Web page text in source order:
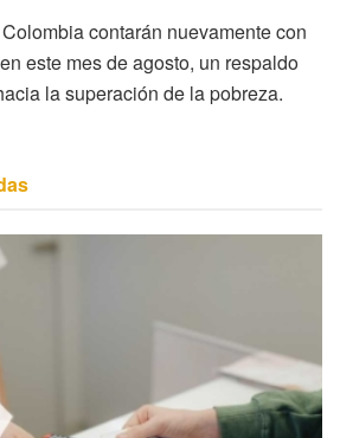
contarán nuevamente con
este mes de agosto, un respaldo
la superación de la pobreza.